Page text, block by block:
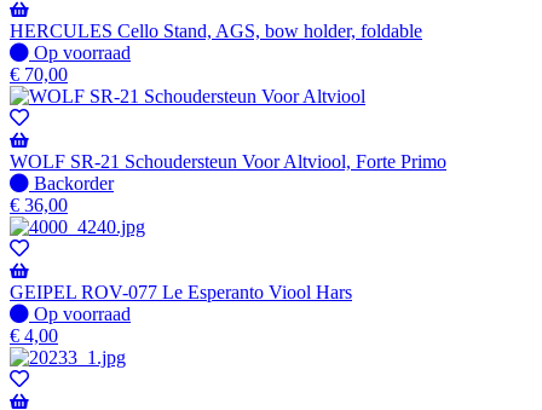
HERCULES Cello Stand, AGS, bow holder, foldable
Op
voorraad
Op voorraad
€ 70,00
WOLF SR-21 Schoudersteun Voor Altviool, Forte Primo
Niet
op
voorraad
-
Wordt
verzonden
wanneer
beschikbaar
Backorder
€ 36,00
GEIPEL ROV-077 Le Esperanto Viool Hars
Op
voorraad
Op voorraad
€ 4,00